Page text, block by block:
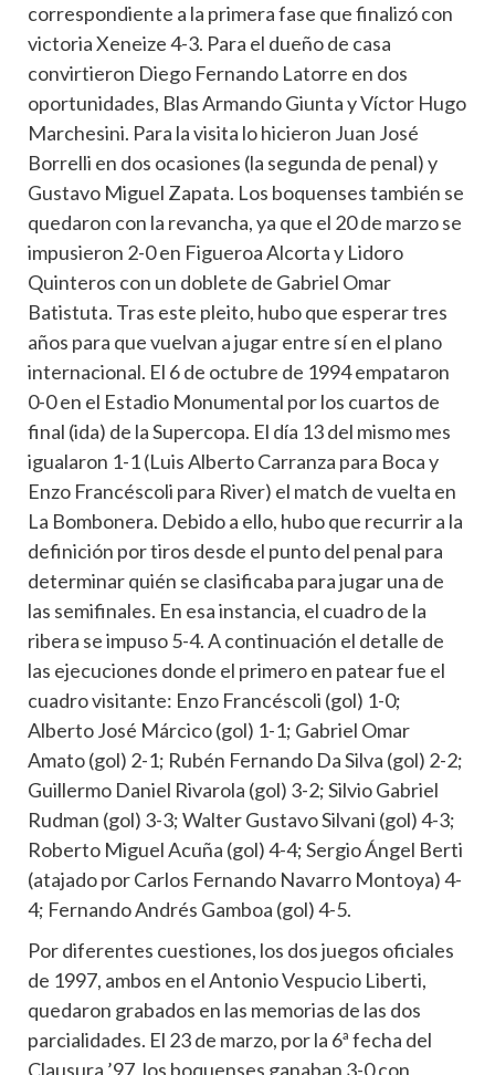
correspondiente a la primera fase que finalizó con
victoria Xeneize 4-3. Para el dueño de casa
convirtieron Diego Fernando Latorre en dos
oportunidades, Blas Armando Giunta y Víctor Hugo
Marchesini. Para la visita lo hicieron Juan José
Borrelli en dos ocasiones (la segunda de penal) y
Gustavo Miguel Zapata. Los boquenses también se
quedaron con la revancha, ya que el 20 de marzo se
impusieron 2-0 en Figueroa Alcorta y Lidoro
Quinteros con un doblete de Gabriel Omar
Batistuta. Tras este pleito, hubo que esperar tres
años para que vuelvan a jugar entre sí en el plano
internacional. El 6 de octubre de 1994 empataron
0-0 en el Estadio Monumental por los cuartos de
final (ida) de la Supercopa. El día 13 del mismo mes
igualaron 1-1 (Luis Alberto Carranza para Boca y
Enzo Francéscoli para River) el match de vuelta en
La Bombonera. Debido a ello, hubo que recurrir a la
definición por tiros desde el punto del penal para
determinar quién se clasificaba para jugar una de
las semifinales. En esa instancia, el cuadro de la
ribera se impuso 5-4. A continuación el detalle de
las ejecuciones donde el primero en patear fue el
cuadro visitante: Enzo Francéscoli (gol) 1-0;
Alberto José Márcico (gol) 1-1; Gabriel Omar
Amato (gol) 2-1; Rubén Fernando Da Silva (gol) 2-2;
Guillermo Daniel Rivarola (gol) 3-2; Silvio Gabriel
Rudman (gol) 3-3; Walter Gustavo Silvani (gol) 4-3;
Roberto Miguel Acuña (gol) 4-4; Sergio Ángel Berti
(atajado por Carlos Fernando Navarro Montoya) 4-
4; Fernando Andrés Gamboa (gol) 4-5.
Por diferentes cuestiones, los dos juegos oficiales
de 1997, ambos en el Antonio Vespucio Liberti,
quedaron grabados en las memorias de las dos
parcialidades. El 23 de marzo, por la 6ª fecha del
Clausura ’97, los boquenses ganaban 3-0 con